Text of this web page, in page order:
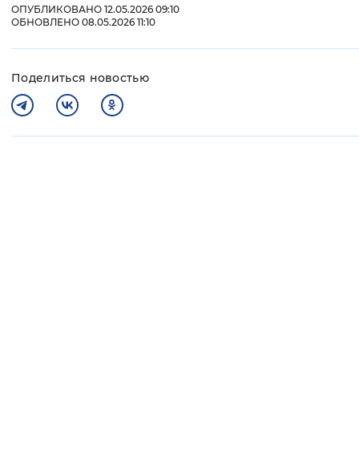
ОПУБЛИКОВАНО 12.05.2026 09:10
ОБНОВЛЕНО 08.05.2026 11:10
Поделиться новостью